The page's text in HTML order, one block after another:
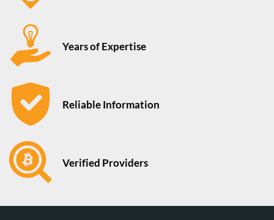
Years of Expertise
Reliable Information
Verified Providers